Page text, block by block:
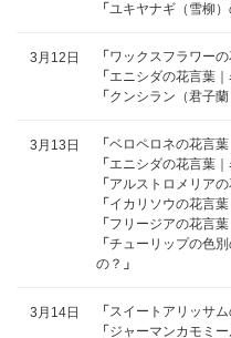
「 ユキヤナギ（雪柳
3月12日 「 ワックスフラワー
「 エニシダの花言葉
「 クンシラン（君子
3月13日 「 ベロペロネの花言
「 エニシダの花言葉
「 アルストロメリア
「 イカリソウの花言
「 フリージアの花言
「 チューリップの色
の？ 」
3月14日 「 スイートアリッサ
「 ジャーマンカモミ